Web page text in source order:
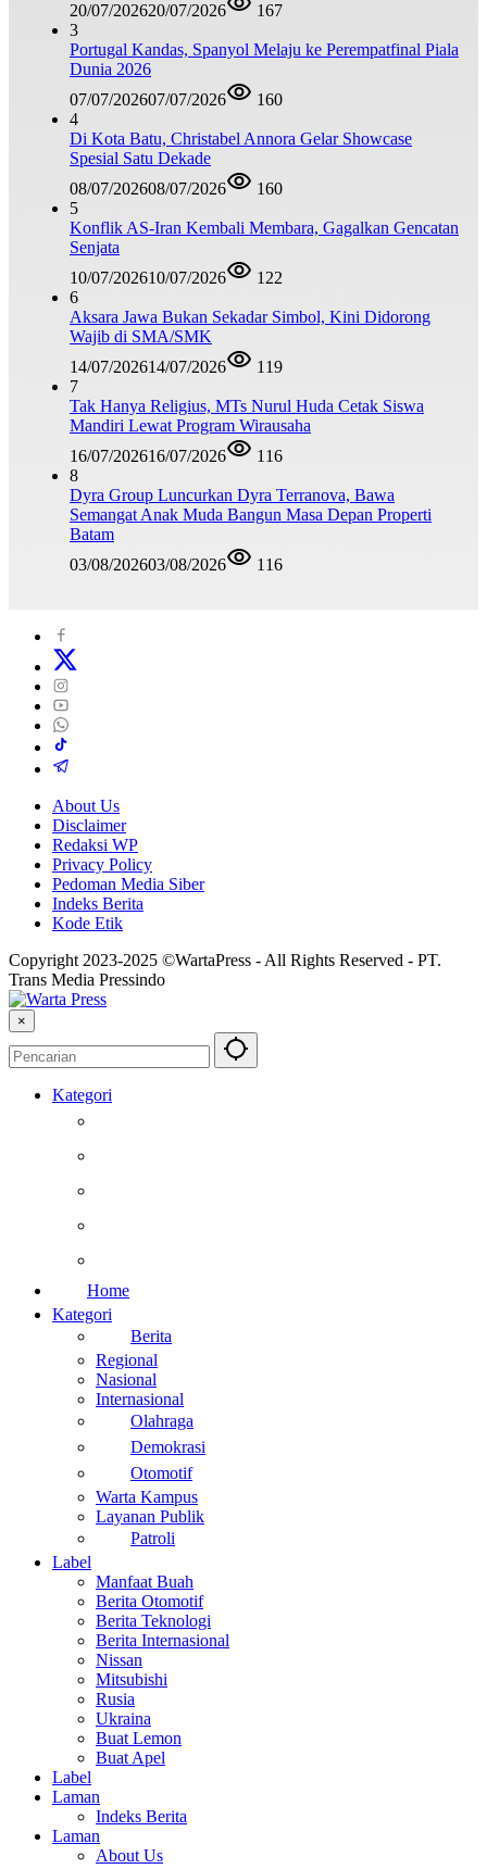
20/07/202620/07/2026
167
3
Portugal Kandas, Spanyol Melaju ke Perempatfinal Piala
Dunia 2026
07/07/202607/07/2026
160
4
Di Kota Batu, Christabel Annora Gelar Showcase
Spesial Satu Dekade
08/07/202608/07/2026
160
5
Konflik AS-Iran Kembali Membara, Gagalkan Gencatan
Senjata
10/07/202610/07/2026
122
6
Aksara Jawa Bukan Sekadar Simbol, Kini Didorong
Wajib di SMA/SMK
14/07/202614/07/2026
119
7
Tak Hanya Religius, MTs Nurul Huda Cetak Siswa
Mandiri Lewat Program Wirausaha
16/07/202616/07/2026
116
8
Dyra Group Luncurkan Dyra Terranova, Bawa
Semangat Anak Muda Bangun Masa Depan Properti
Batam
03/08/202603/08/2026 116
About Us
Disclaimer
Redaksi WP
Privacy Policy
Pedoman Media Siber
Indeks Berita
Kode Etik
Copyright 2023-2025 ©WartaPress - All Rights Reserved - PT.
Trans Media Pressindo
×
Kategori
Home
Kategori
Berita
Regional
Nasional
Internasional
Olahraga
Demokrasi
Otomotif
Warta Kampus
Layanan Publik
Patroli
Label
Manfaat Buah
Berita Otomotif
Berita Teknologi
Berita Internasional
Nissan
Mitsubishi
Rusia
Ukraina
Buat Lemon
Buat Apel
Label
Laman
Indeks Berita
Laman
About Us